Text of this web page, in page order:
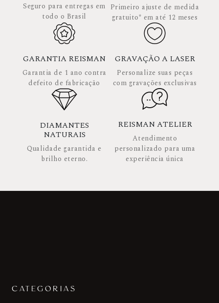
Seguro para entregas em
todo o Brasil
Primeiro ajuste de medida
gratuito* em até 12 meses
GARANTIA REISMAN
Garantia de 1 ano contra
defeito de fabricação
GRAVAÇÃO A LASER
Personalize suas peças
com gravações exclusivas
DIAMANTES
NATURAIS
Qualidade garantida e
brilho eterno.
REISMAN ATELIER
Atendimento
personalizado para uma
experiência única
CATEGORIAS